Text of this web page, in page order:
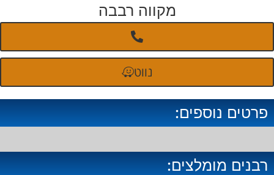
מקווה רבבה
נווט
פרטים נוספים:
רבנים מומלצים: